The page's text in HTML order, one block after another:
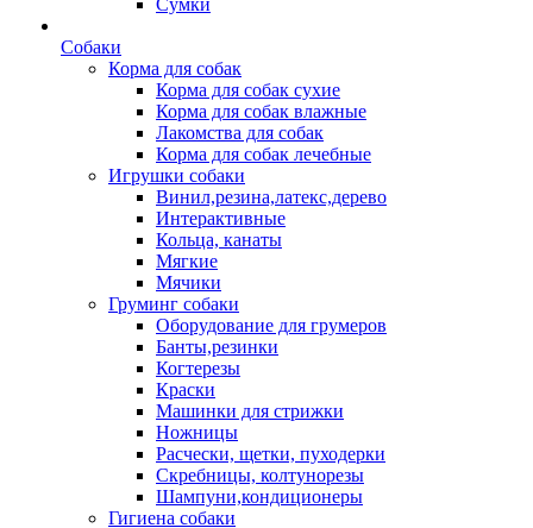
Сумки
Собаки
Корма для собак
Корма для собак сухие
Корма для собак влажные
Лакомства для собак
Корма для собак лечебные
Игрушки собаки
Винил,резина,латекс,дерево
Интерактивные
Кольца, канаты
Мягкие
Мячики
Груминг собаки
Оборудование для грумеров
Банты,резинки
Когтерезы
Краски
Машинки для стрижки
Ножницы
Расчески, щетки, пуходерки
Скребницы, колтунорезы
Шампуни,кондиционеры
Гигиена собаки